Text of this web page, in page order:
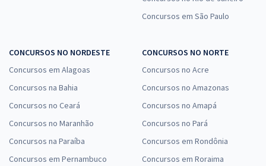
Concursos em São Paulo
CONCURSOS NO NORDESTE
Concursos em Alagoas
Concursos na Bahia
Concursos no Ceará
Concursos no Maranhão
Concursos na Paraíba
Concursos em Pernambuco
CONCURSOS NO NORTE
Concursos no Acre
Concursos no Amazonas
Concursos no Amapá
Concursos no Pará
Concursos em Rondônia
Concursos em Roraima